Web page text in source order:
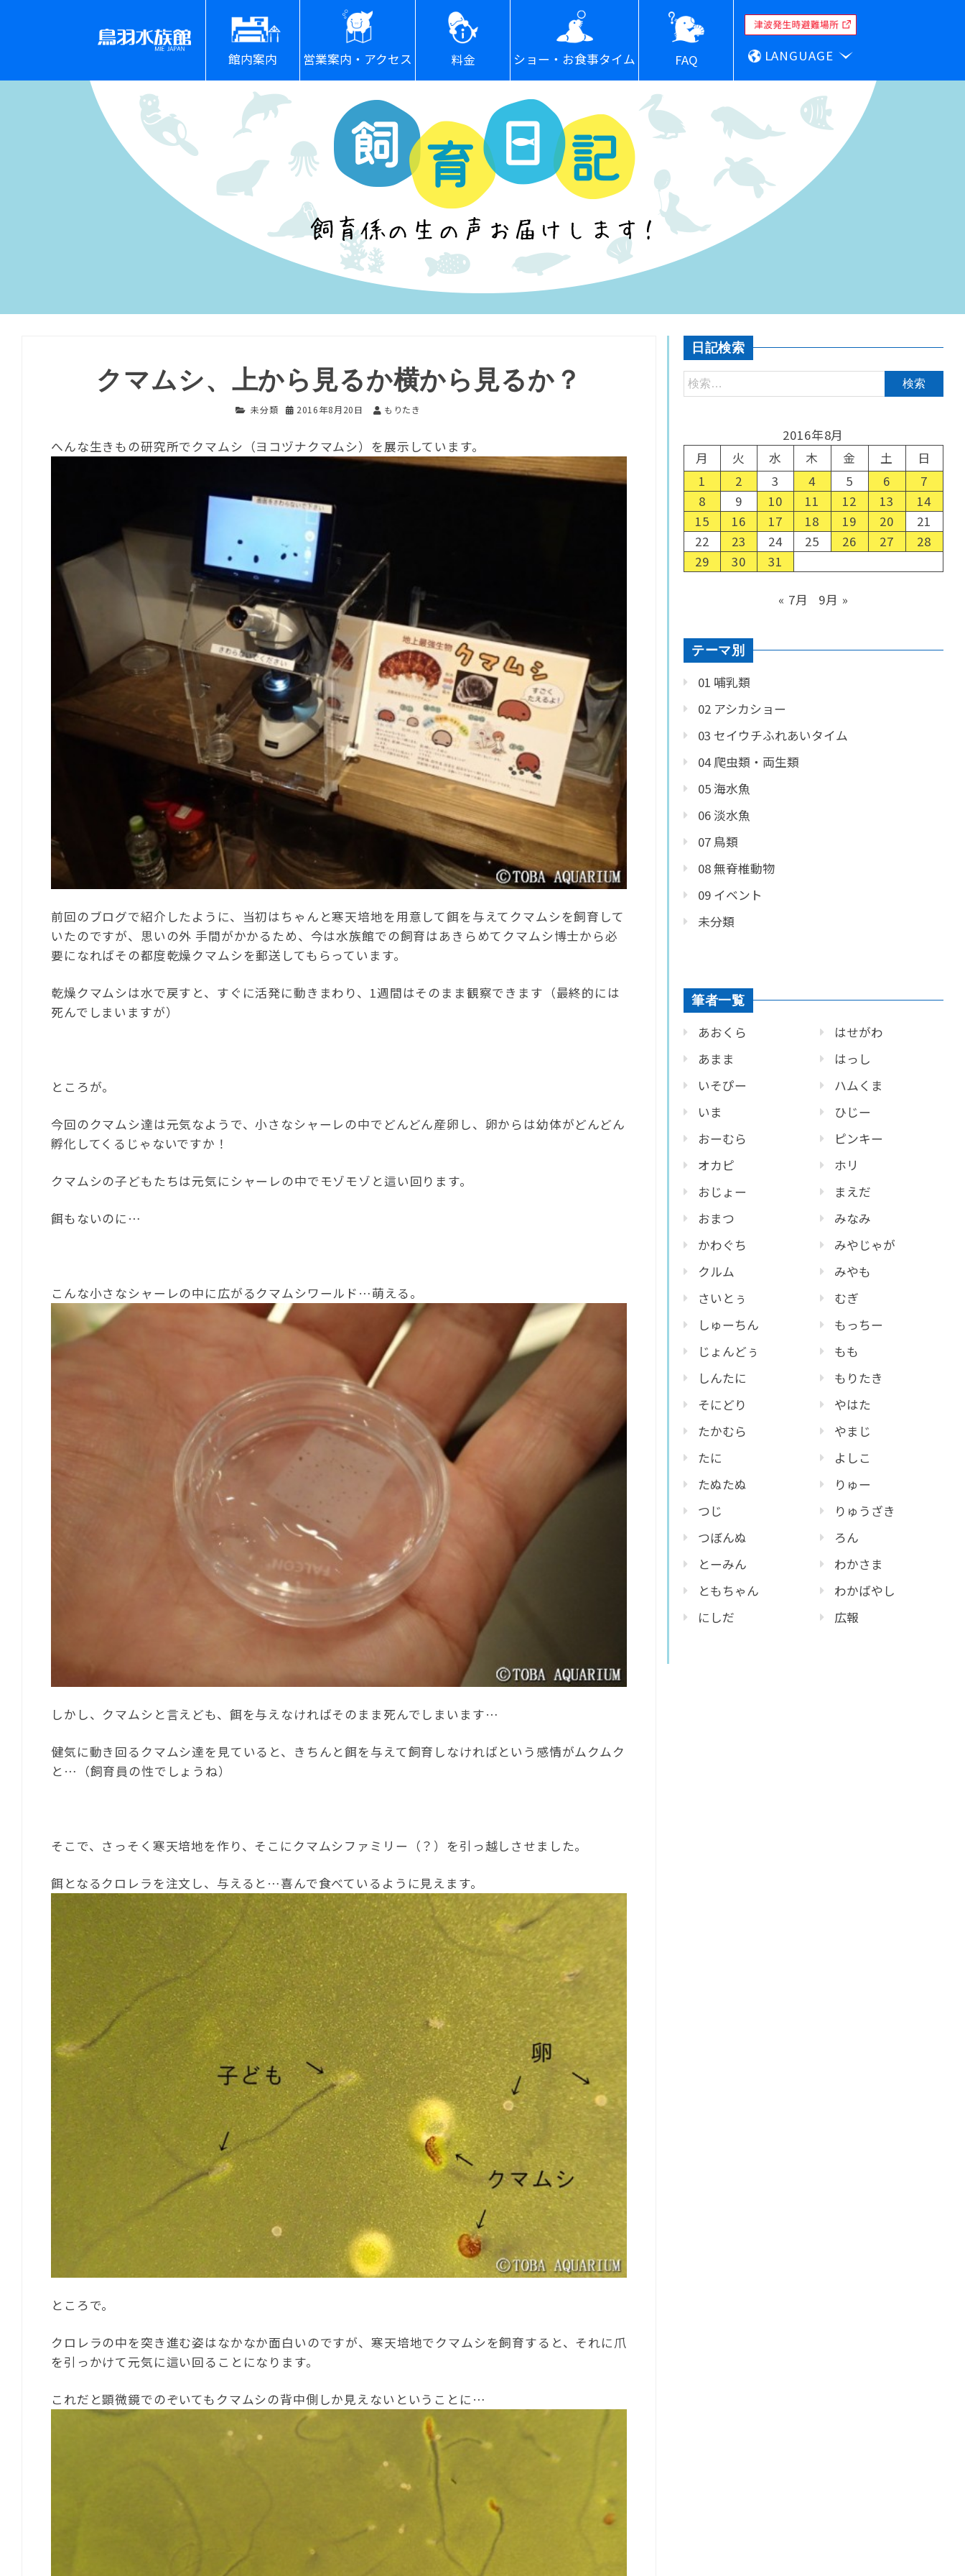
館内案内 営業案内・アクセス 料金 ショー・お食事タイム FAQ LANGUAGE
クマムシ、上から見るか横から見るか？
未分類 2016年8月20日 もりたき
へんな生きもの研究所でクマムシ（ヨコヅナクマムシ）を展示しています。
前回のブログで紹介したように、当初はちゃんと寒天培地を用意して餌を与えてクマムシを飼育して
いたのですが、思いの外 手間がかかるため、今は水族館での飼育はあきらめてクマムシ博士から必
要になればその都度乾燥クマムシを郵送してもらっています。
乾燥クマムシは水で戻すと、すぐに活発に動きまわり、1週間はそのまま観察できます（最終的には
死んでしまいますが）
ところが。
今回のクマムシ達は元気なようで、小さなシャーレの中でどんどん産卵し、卵からは幼体がどんどん
孵化してくるじゃないですか！
クマムシの子どもたちは元気にシャーレの中でモゾモゾと這い回ります。
餌もないのに…
こんな小さなシャーレの中に広がるクマムシワールド…萌える。
しかし、クマムシと言えども、餌を与えなければそのまま死んでしまいます…
健気に動き回るクマムシ達を見ていると、きちんと餌を与えて飼育しなければという感情がムクムク
と…（飼育員の性でしょうね）
そこで、さっそく寒天培地を作り、そこにクマムシファミリー（？）を引っ越しさせました。
餌となるクロレラを注文し、与えると…喜んで食べているように見えます。
ところで。
クロレラの中を突き進む姿はなかなか面白いのですが、寒天培地でクマムシを飼育すると、それに爪
を引っかけて元気に這い回ることになります。
これだと顕微鏡でのぞいてもクマムシの背中側しか見えないということに…
日記検索
2016年8月
月
火 水 木 金 土
日
1
2 3 4 5 6
7
8
9 10 11 12 13
14
15
16 17 18 19 20
21
22
23 24 25 26 27
28
29
30 31
« 7月 9月 »
テーマ別
01 哺乳類
02 アシカショー
03 セイウチふれあいタイム
04 爬虫類・両生類
05 海水魚
06 淡水魚
07 鳥類
08 無脊椎動物
09 イベント
未分類
筆者一覧
あおくら
あまま
いそぴー
いま
おーむら
オカピ
おじょー
おまつ
かわぐち
クルム
さいとぅ
しゅーちん
じょんどぅ
しんたに
そにどり
たかむら
たに
たぬたぬ
つじ
つぼんぬ
とーみん
ともちゃん
にしだ
はせがわ
はっし
ハムくま
ひじー
ピンキー
ホリ
まえだ
みなみ
みやじゃが
みやも
むぎ
もっちー
もも
もりたき
やはた
やまじ
よしこ
りゅー
りゅうざき
ろん
わかさま
わかばやし
広報